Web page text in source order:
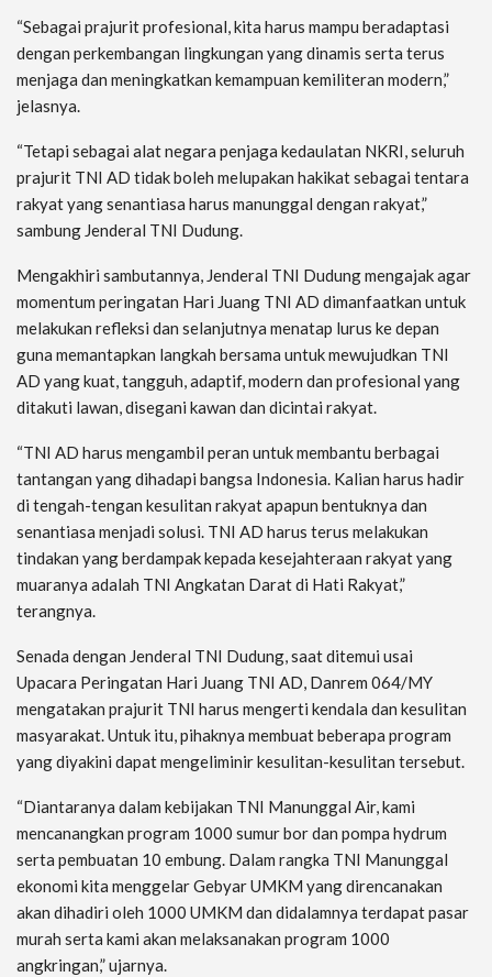
“Sebagai prajurit profesional, kita harus mampu beradaptasi
dengan perkembangan lingkungan yang dinamis serta terus
menjaga dan meningkatkan kemampuan kemiliteran modern,”
jelasnya.
“Tetapi sebagai alat negara penjaga kedaulatan NKRI, seluruh
prajurit TNI AD tidak boleh melupakan hakikat sebagai tentara
rakyat yang senantiasa harus manunggal dengan rakyat,”
sambung Jenderal TNI Dudung.
Mengakhiri sambutannya, Jenderal TNI Dudung mengajak agar
momentum peringatan Hari Juang TNI AD dimanfaatkan untuk
melakukan refleksi dan selanjutnya menatap lurus ke depan
guna memantapkan langkah bersama untuk mewujudkan TNI
AD yang kuat, tangguh, adaptif, modern dan profesional yang
ditakuti lawan, disegani kawan dan dicintai rakyat.
“TNI AD harus mengambil peran untuk membantu berbagai
tantangan yang dihadapi bangsa Indonesia. Kalian harus hadir
di tengah-tengan kesulitan rakyat apapun bentuknya dan
senantiasa menjadi solusi. TNI AD harus terus melakukan
tindakan yang berdampak kepada kesejahteraan rakyat yang
muaranya adalah TNI Angkatan Darat di Hati Rakyat,”
terangnya.
Senada dengan Jenderal TNI Dudung, saat ditemui usai
Upacara Peringatan Hari Juang TNI AD, Danrem 064/MY
mengatakan prajurit TNI harus mengerti kendala dan kesulitan
masyarakat. Untuk itu, pihaknya membuat beberapa program
yang diyakini dapat mengeliminir kesulitan-kesulitan tersebut.
“Diantaranya dalam kebijakan TNI Manunggal Air, kami
mencanangkan program 1000 sumur bor dan pompa hydrum
serta pembuatan 10 embung. Dalam rangka TNI Manunggal
ekonomi kita menggelar Gebyar UMKM yang direncanakan
akan dihadiri oleh 1000 UMKM dan didalamnya terdapat pasar
murah serta kami akan melaksanakan program 1000
angkringan,” ujarnya.